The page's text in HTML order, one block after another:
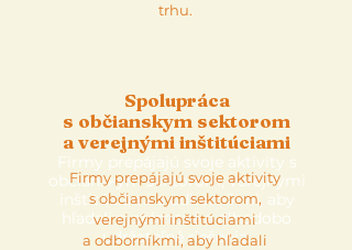
trhu.
Spolupráca
s občianskym sektorom
a verejnými inštitúciami
Firmy prepájajú svoje aktivity s
občianskym sektorom, verejnými
inštitúciami a odborníkmi, aby
hľadali systémové a dlhodobo
udržateľné riešenia.
Firmy prepájajú svoje aktivity
s občianskym sektorom,
verejnými inštitúciami
a odborníkmi, aby hľadali